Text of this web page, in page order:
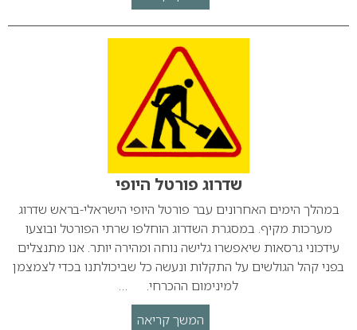
שדרוג פורטל היופי
במהלך הימים האחרונים עבר פורטל היופי הישראלי-בראש שדרוג
מערכות מקיף. במסגרת השדרוג הוחלפו שרתי הפורטל ובוצעו
עידכוני גרסאות שיאפשרו גלישה נוחה ומהירה יותר. אנו מתנצלים
בפני קהל הגולשים על התקלות ונעשה כל שביכולתנו בכדי לצמצמן
למינימום ההכרחי. …
המשך קריאה